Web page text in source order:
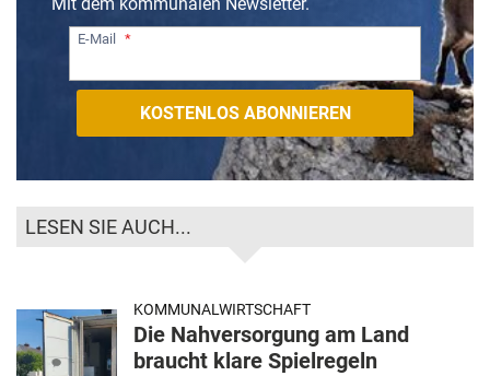
E-Mail
LESEN SIE AUCH...
KOMMUNALWIRTSCHAFT
Die Nahversorgung am Land
braucht klare Spielregeln